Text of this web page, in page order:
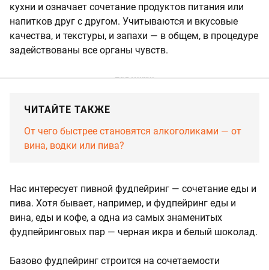
кухни и означает сочетание продуктов питания или
напитков друг с другом. Учитываются и вкусовые
качества, и текстуры, и запахи — в общем, в процедуре
задействованы все органы чувств.
ЧИТАЙТЕ ТАКЖЕ
От чего быстрее становятся алкоголиками — от
вина, водки или пива?
Нас интересует пивной фудпейринг — сочетание еды и
пива. Хотя бывает, например, и фудпейринг еды и
вина, еды и кофе, а одна из самых знаменитых
фудпейринговых пар — черная икра и белый шоколад.
Базово фудпейринг строится на сочетаемости